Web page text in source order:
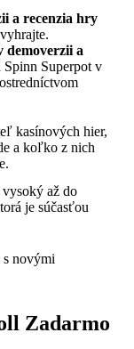
a recenzia hry
demoverzii a
Superpot v
kasínových hier,
a koľko z nich
až do
je súčasťou
s novými
Zadarmo